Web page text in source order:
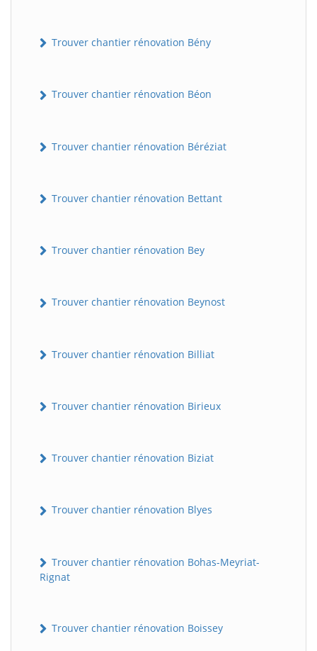
Trouver chantier rénovation Bény
Trouver chantier rénovation Béon
Trouver chantier rénovation Béréziat
Trouver chantier rénovation Bettant
Trouver chantier rénovation Bey
Trouver chantier rénovation Beynost
Trouver chantier rénovation Billiat
Trouver chantier rénovation Birieux
Trouver chantier rénovation Biziat
Trouver chantier rénovation Blyes
Trouver chantier rénovation Bohas-Meyriat-
Rignat
Trouver chantier rénovation Boissey